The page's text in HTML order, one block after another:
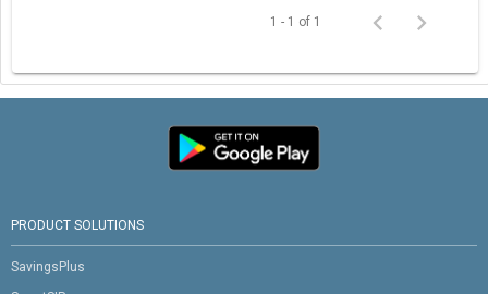
1 - 1 of 1
PRODUCT SOLUTIONS
SavingsPlus